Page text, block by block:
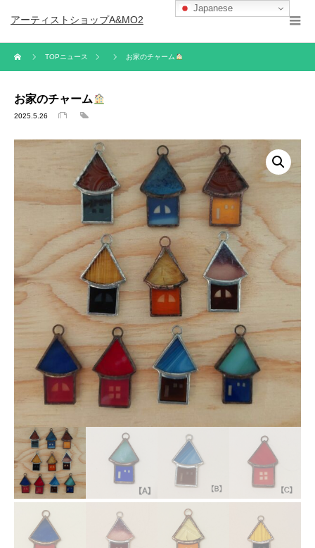
アーティストショップA&MO2
TOPニュース お家のチャーム
お家のチャーム
2025.5.26
Japanese